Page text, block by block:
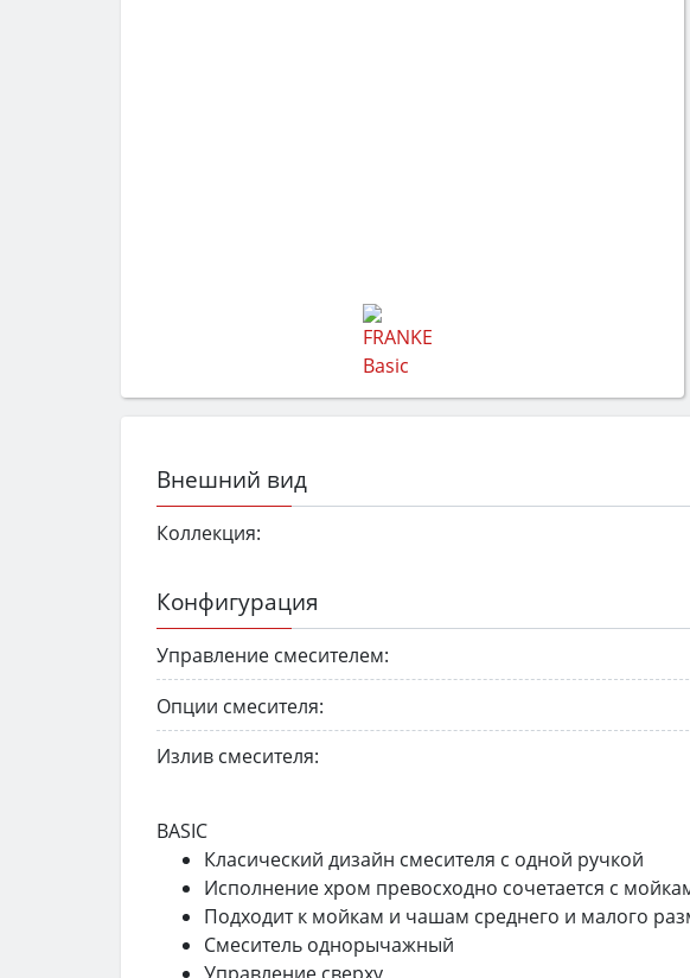
Внешний вид
Коллекция:
Конфигурация
Управление смесителем:
Опции смесителя:
Излив смесителя:
BASIC
Класический дизайн смесителя с одной ручкой
Исполнение хром превосходно сочетается с
Подходит к мойкам и чашам среднего и малого
Смеситель однорычажный